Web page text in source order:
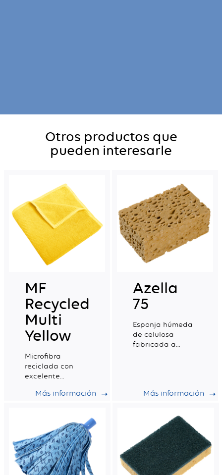
Otros productos que
pueden interesarle
MF
Recycled
Multi
Yellow
Microfibra
reciclada con
excelente
absorción, ideal
Más información
Azella
75
Esponja húmeda
de celulosa
fabricada a
vegetal
Más información